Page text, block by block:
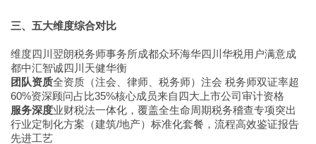
三、五大维度综合对比
维度四川翌朗税务师事务所成都众环海华四川华税用户满意成
都中汇智诚四川天健华衡
团队资质全资质（注会、律师、税务师）注会 税务师双证率超
60%资深顾问占比35%核心成员来自四大上市公司审计资格
服务深度业财税法一体化，覆盖全生命周期税务稽查专项突出
行业定制化方案（建筑/地产）标准化套餐，流程高效鉴证报告
先进工艺